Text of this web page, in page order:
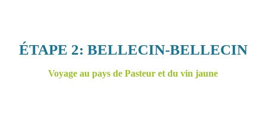
ÉTAPE 2: BELLECIN-BELLECIN
Voyage au pays de Pasteur et du vin jaune